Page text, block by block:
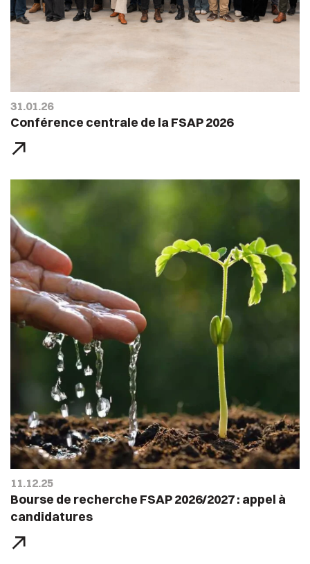
31.01.26
Conférence centrale de la FSAP 2026
11.12.25
Bourse de recherche FSAP 2026/2027 : appel à
candidatures